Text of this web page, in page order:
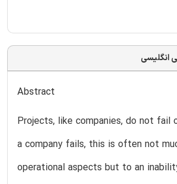
انگلیسی
Abstract
Projects, like companies, do not fail
a company fails, this is often not
operational aspects but to an